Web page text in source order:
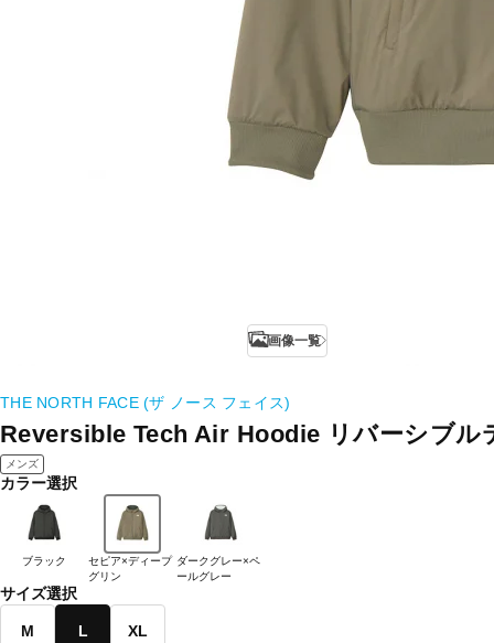
画像一覧
THE NORTH FACE (ザ ノース フェイス)
Reversible Tech Air Hoodie リバーシブル
メンズ
カラー選択
ブラック
セピア×ディープ
グリン
ダークグレー×ペ
ールグレー
サイズ選択
M L XL